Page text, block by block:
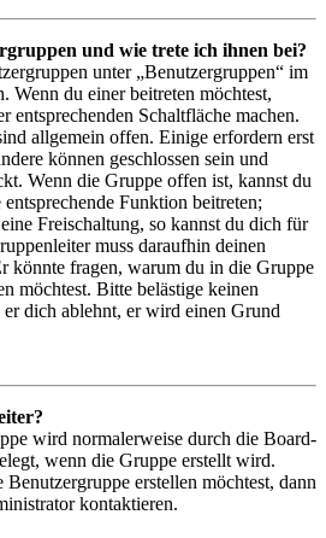
und wie trete ich ihnen bei?
unter „Benutzergruppen“ im
Wenn du einer beitreten möchtest,
entsprechenden Schaltfläche machen.
allgemein offen. Einige erfordern erst
können geschlossen sein und
Wenn die Gruppe offen ist, kannst du
Funktion beitreten;
Freischaltung, so kannst du dich für
muss daraufhin deinen
könnte fragen, warum du in die Gruppe
möchtest. Bitte belästige keinen
dich ablehnt, er wird einen Grund
wird normalerweise durch die Board-
wenn die Gruppe erstellt wird.
Benutzergruppe erstellen möchtest, dann
kontaktieren.